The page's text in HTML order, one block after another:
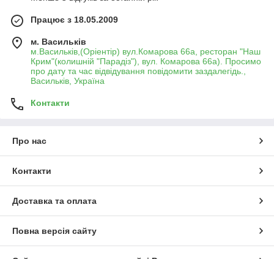
Працює з 18.05.2009
м. Васильків
м.Васильків,(Оріентір) вул.Комарова 66а, ресторан "Наш
Крим"(колишній "Парадіз"), вул. Комарова 66а). Просимо
про дату та час відвідування повідомити заздалегідь.,
Васильків, Україна
Контакти
Про нас
Контакти
Доставка та оплата
Повна версія сайту